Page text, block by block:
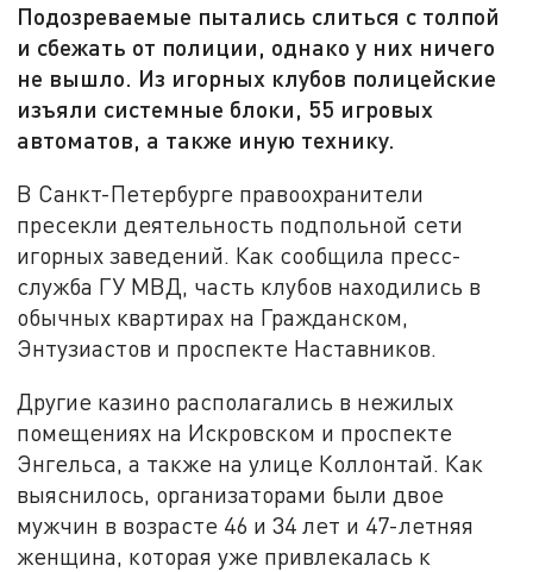
Подозреваемые пытались слиться с толпой
и сбежать от полиции, однако у них ничего
не вышло. Из игорных клубов полицейские
изъяли системные блоки, 55 игровых
автоматов, а также иную технику.
В Санкт-Петербурге правоохранители
пресекли деятельность подпольной сети
игорных заведений. Как сообщила пресс-
служба ГУ МВД, часть клубов находились в
обычных квартирах на Гражданском,
Энтузиастов и проспекте Наставников.
Другие казино располагались в нежилых
помещениях на Искровском и проспекте
Энгельса, а также на улице Коллонтай. Как
выяснилось, организаторами были двое
мужчин в возрасте 46 и 34 лет и 47-летняя
женщина, которая уже привлекалась к